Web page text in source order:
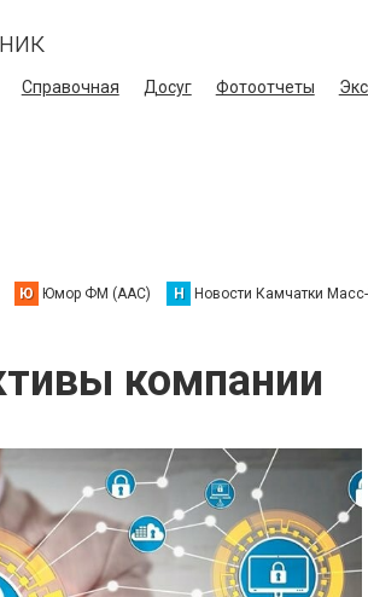
Справочная Досуг Фотоотчеты
Ю Юмор ФМ (AAC) Н Новости Камчатки
компании